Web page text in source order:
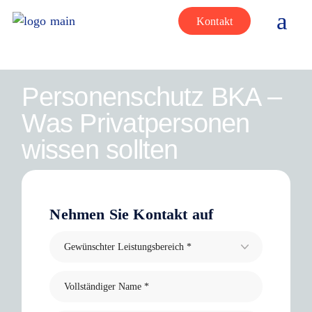
Kontakt
Personenschutz BKA –
Was Privatpersonen
wissen sollten
Nehmen Sie Kontakt auf